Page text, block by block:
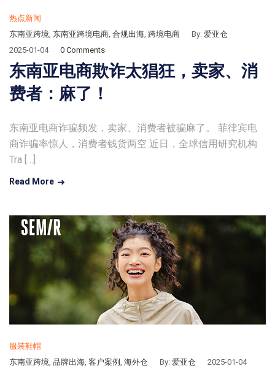
热点新闻
东南亚跨境, 东南亚跨境电商, 合规出海, 跨境电商 By: 爱亚仓
2025-01-04
0 Comments
东南亚电商欺诈太猖狂，卖家、消
费者：麻了！
东南亚电商诈骗频发，卖家、消费者被骗麻了。 菲律宾电
商诈骗率惊人，消费者钱货两空 近日，全球信用研究机构
Tra […]
Read More
服装鞋帽
东南亚跨境 品牌出海 客户案例 海外仓 By: 爱亚仓
2025-01-04